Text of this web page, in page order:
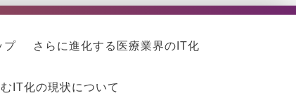
プ さらに進化する医療業界のIT化
IT化の現状について